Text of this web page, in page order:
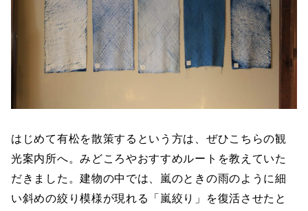
はじめて有松を散策するという方は、ぜひこちらの観
光案内所へ。みどころやおすすめルートを教えていた
だきました。建物の中では、嵐のときの雨のように細
い斜めの絞り模様が現れる「嵐絞り」を復活させたと